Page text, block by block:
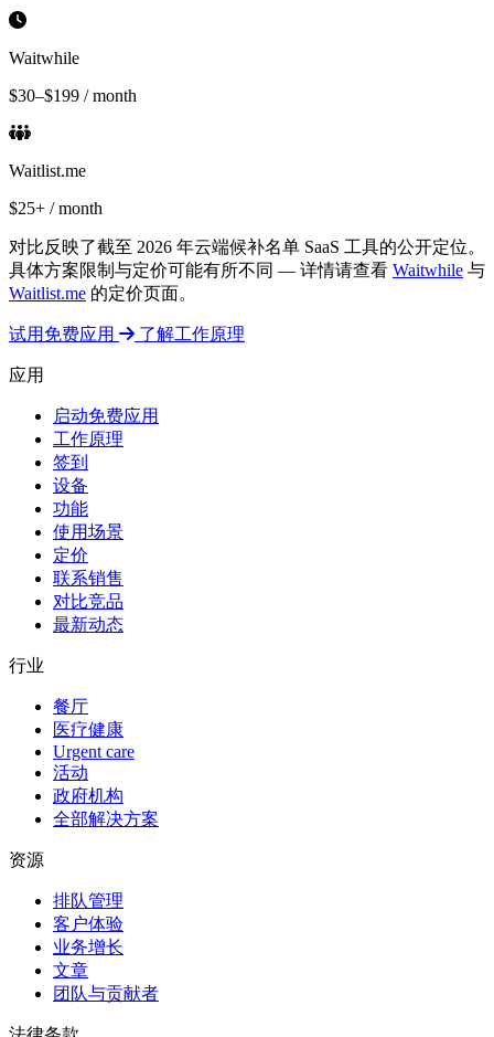
Waitwhile
$30–$199 / month
Waitlist.me
$25+ / month
对比反映了截至 2026 年云端候补名单 SaaS 工具的公开定位。
具体方案限制与定价可能有所不同 — 详情请查看 Waitwhile 与
Waitlist.me 的定价页面。
试用免费应用 了解工作原理
应用
启动免费应用
工作原理
签到
设备
功能
使用场景
定价
联系销售
对比竞品
最新动态
行业
餐厅
医疗健康
Urgent care
活动
政府机构
全部解决方案
资源
排队管理
客户体验
业务增长
文章
团队与贡献者